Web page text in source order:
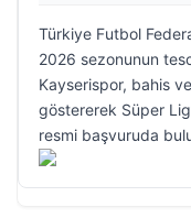
Türkiye Futbol
2026 sezonunun
Kayserispor, bahis
göstererek Süper
resmi başvuruda